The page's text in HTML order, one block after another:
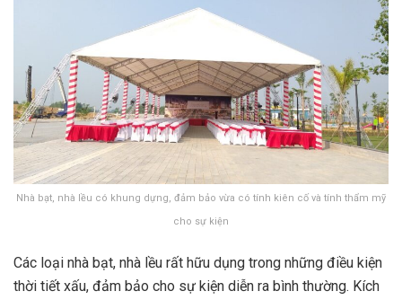
Nhà bạt, nhà lều có khung dựng, đảm bảo vừa có tính kiên cố và tính thẩm mỹ
cho sự kiện
Các loại nhà bạt, nhà lều rất hữu dụng trong những điều kiện
thời tiết xấu, đảm bảo cho sự kiện diễn ra bình thường. Kích